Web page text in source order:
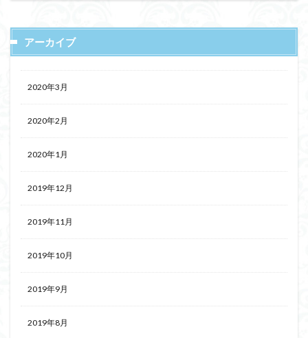
アーカイブ
2020年3月
2020年2月
2020年1月
2019年12月
2019年11月
2019年10月
2019年9月
2019年8月